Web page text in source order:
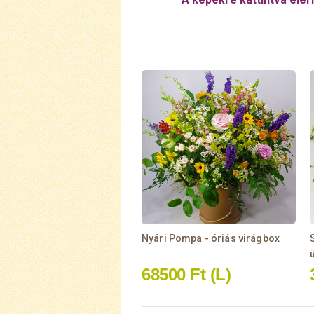
Nyári Pompa - óriás virágbox
68500 Ft (L)